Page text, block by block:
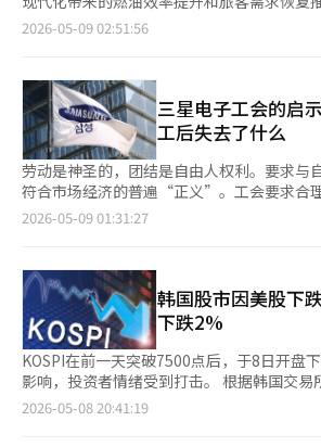
忧，若高油价长期持续，部分财务基础薄弱
生存危机。
演出举办城市各地设置快闪店、展览、餐饮
体验的模式正在实施。与BTS世界巡演相关
展到城市层面的消费。 然而，巡演收益的预期可能会因实际票务
销售、座位规模、汇率、周边商品销售和当
济效益的估算也会因直接销售和旅游溢出效
差异。要使BTS经济学成为与泰勒经济学相
需要演出的成功，还需要确认各城市的消费
效应。 HYBE相关人士表示：“BTS的世界巡演不仅仅是一次演
出，而是粉丝与城市共同参与的全球文化事
出旅游结合的新经济效益。”※ 本报道经人
润也达到了644亿韩元，继去年第四季度后连
航空业界内外分析认为，从第二季度开始，
下，提前采取了无薪休假措施。 济州航空相关人士表示：“由于
高油价影响导致的临时航班减少，出现了闲
乘务员的育儿、家庭照顾和个人休息等需求
内自由接受自愿者的休假申请。” ※ 本报道经人工智能（AI）系
统翻译与编辑。
州航空于8日公告，2026年第一季度实现营
报告了186亿韩元的营业利润，连续两个季度
价和汇率波动的情况下，济州航空的表现受到好评。
示，业绩改善的主要原因是通过机队现代化
旅客需求也有所增加。今年第一季度新增了
8。今年11月和2月，济州航空返还了两架机
800租赁飞机，并在3至4月间出售了两架老
油费用较去年减少了约16%。 济州航空计划在现有的10架B737-8
基础上，到年底再增加5架。今年第一季度的
率为91.9%，高于国内航空公司的平均客座率88.8%。
示，将通过高效的航线运营继续改善业绩。
动加大以及竞争加剧等不确定的经营环境，
以内涵经营为中心的战略。济州航空相关人
机队现代化和高效的航线运营，逐步改善
经人工智能（AI）系统翻译与编辑。
2026-05-09 02:51:56
三星电子工会的启
工后失去了什么
劳动是神圣的，团结是自由人权利。要求与
符合市场经济的普遍“正义”。工会要求合
准，发声是宪法保障的基本权利，也是企业
工预告引发了社会的广泛关注，但我们的视
对立。一方面，有人将工会的合理要求视
的无理”，另一方面，则将罢工可能造成的
司方面的无病呻吟”。 这两种极端观点都偏离了“真理”。真相
远比这复杂得多。 当生产现代文明“米”的巨大齿轮——半导体停
摆时，其波及的影响超出了单一企业的劳资
带来了严峻的账单。汽车、航空、娱乐等领
规模罢工轨迹，警示我们，强大的工会必须
2026-05-09 01:31:27
韩国股市因美股下
下跌2%
KOSPI在前一天突破7500点后，于8日开盘
影响，投资者情绪受到打击。 根据韩国交易所数据，截至上午9时
16分，KOSPI下跌154.71点（2.07%），报
2026-05-08 20:41:19